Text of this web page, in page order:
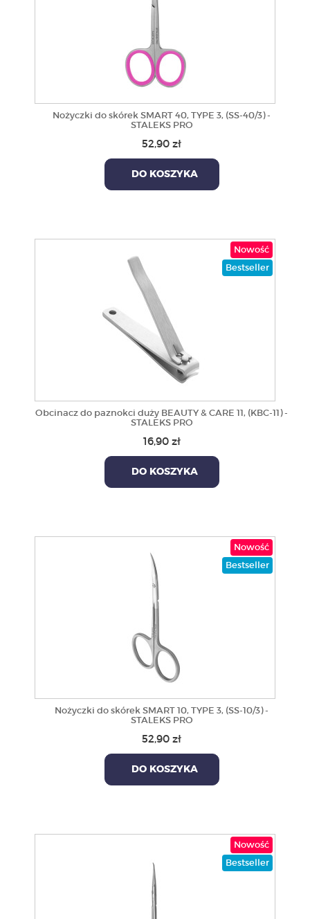
Nożyczki do skórek SMART 40, TYPE 3, (SS-40/3) -
STALEKS PRO
52,90 zł
DO KOSZYKA
Nowość
Bestseller
Obcinacz do paznokci duży BEAUTY & CARE 11, (KBC-11) -
STALEKS PRO
16,90 zł
DO KOSZYKA
Nowość
Bestseller
Nożyczki do skórek SMART 10, TYPE 3, (SS-10/3) -
STALEKS PRO
52,90 zł
DO KOSZYKA
Nowość
Bestseller